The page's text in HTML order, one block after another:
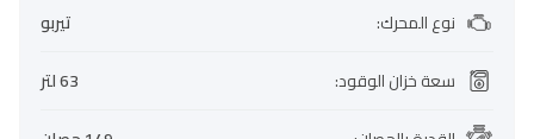
نوع المحرك:
تيربو
سعة خزان الوقود:
63 لتر